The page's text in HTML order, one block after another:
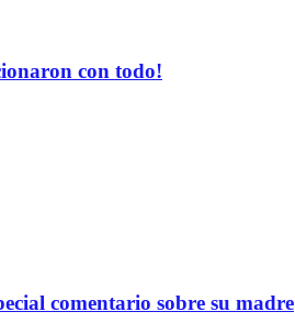
con todo!
comentario sobre su madre